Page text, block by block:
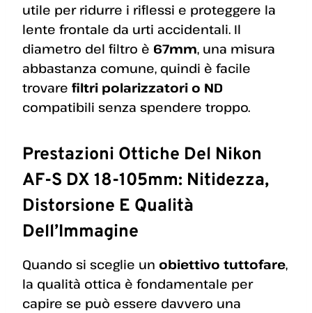
utile per ridurre i riflessi e proteggere la
lente frontale da urti accidentali. Il
diametro del filtro è 67mm, una misura
abbastanza comune, quindi è facile
trovare filtri polarizzatori o ND
compatibili senza spendere troppo.
Prestazioni Ottiche Del Nikon
AF-S DX 18-105mm: Nitidezza,
Distorsione E Qualità
Dell’Immagine
Quando si sceglie un obiettivo tuttofare,
la qualità ottica è fondamentale per
capire se può essere davvero una